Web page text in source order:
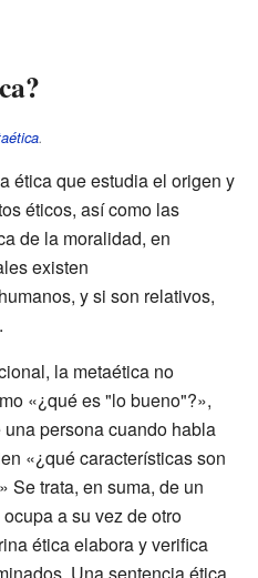
.
ética que estudia el origen y
éticos, así como las
de la moralidad, en
existen
y si son relativos,
la metaética no
«¿qué es "lo bueno"?»,
persona cuando habla
«¿qué características son
Se trata, en suma, de un
a su vez de otro
ética elabora y verifica